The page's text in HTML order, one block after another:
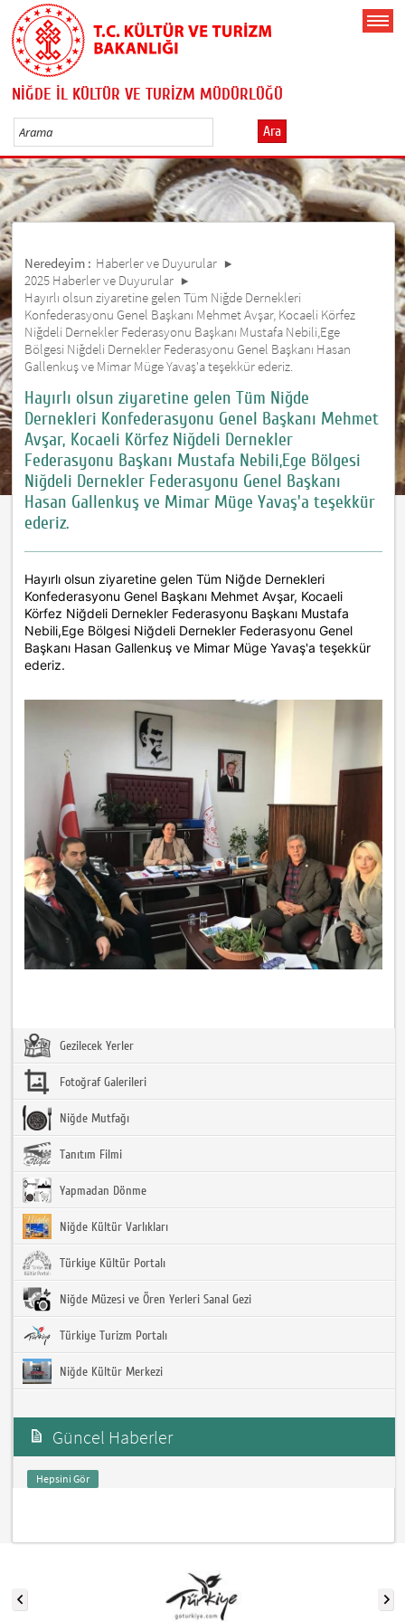
NİĞDE İL KÜLTÜR VE TURİZM MÜDÜRLÜĞÜ
Ara
Neredeyim : Haberler ve Duyurular
2025 Haberler ve Duyurular
Hayırlı olsun ziyaretine gelen Tüm Niğde Dernekleri
Konfederasyonu Genel Başkanı Mehmet Avşar, Kocaeli Körfez
Niğdeli Dernekler Federasyonu Başkanı Mustafa Nebili,Ege
Bölgesi Niğdeli Dernekler Federasyonu Genel Başkanı Hasan
Gallenkuş ve Mimar Müge Yavaş'a teşekkür ederiz.
Hayırlı olsun ziyaretine gelen Tüm Niğde
Dernekleri Konfederasyonu Genel Başkanı Mehmet
Avşar, Kocaeli Körfez Niğdeli Dernekler
Federasyonu Başkanı Mustafa Nebili,Ege Bölgesi
Niğdeli Dernekler Federasyonu Genel Başkanı
Hasan Gallenkuş ve Mimar Müge Yavaş'a teşekkür
ederiz.
Hayırlı olsun ziyaretine gelen Tüm Niğde Dernekleri
Konfederasyonu Genel Başkanı Mehmet Avşar, Kocaeli
Körfez Niğdeli Dernekler Federasyonu Başkanı Mustafa
Nebili,Ege Bölgesi Niğdeli Dernekler Federasyonu Genel
Başkanı Hasan Gallenkuş ve Mimar Müge Yavaş'a teşekkür
ederiz.
Gezilecek Yerler
Fotoğraf Galerileri
Niğde Mutfağı
Tanıtım Filmi
Yapmadan Dönme
Niğde Kültür Varlıkları
Türkiye Kültür Portalı
Niğde Müzesi ve Ören Yerleri Sanal Gezi
Türkiye Turizm Portalı
Niğde Kültür Merkezi
Güncel Haberler
Hepsini Gör